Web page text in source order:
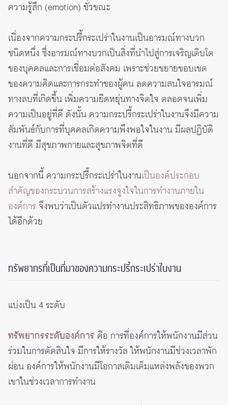
ความรู้สึก (emotion) ชั่วขณะ
เนื่องจากความกระปรี้กระเปร่าในงานเป็นอารมณ์ทางบวก
ชนิดหนึ่ง ซึ่งอารมณ์ทางบวกเป็นสิ่งที่นำไปสู่การเจริญเติบโต
ของบุคคลและการเชื่อมต่อสังคม เพราะช่วยขยายขอบเขต
ของความคิดและการกระทำของผู้คน ลดความสนใจอารมณ์
ทางลบที่เกิดขึ้น เพิ่มความยืดหยุ่นทางจิตใจ ตลอดจนเพิ่ม
ความเป็นอยู่ที่ดี ดังนั้น ความกระปรี้กระเปร่าในงานจึงมีความ
สัมพันธ์กับการที่บุคคลเกิดความพึงพอใจในงาน มีผลปฏิบัติ
งานที่ดี มีสุขภาพกายและสุขภาพจิตที่ดี
นอกจากนี้ ความกระปรี้กระเปร่าในงานเป็นองค์ประกอบ
สำคัญของกระบวนการสร้างแรงจูงใจในการทำงานภายใน
องค์การจึงพบว่าเป็นตัวแปรทำงานประสิทธิภาพขององค์การ
ได้อีกด้วย
ทรัพยากรที่เป็นที่มาของความกระปรี้กระเปร่าในงาน
แบ่งเป็น 4 ระดับ
ทรัพยากรระดับองค์การ คือ การที่องค์การให้พนักงานมีส่วน
ร่วมในการตัดสินใจ มีการให้รางวัล ให้พนักงานมีช่วงเวลาพัก
ผ่อน องค์การให้พนักงานมีโอกาสเติมเต็มแหล่งพลังของพวก
เขาในช่วงเวลาการทำงาน